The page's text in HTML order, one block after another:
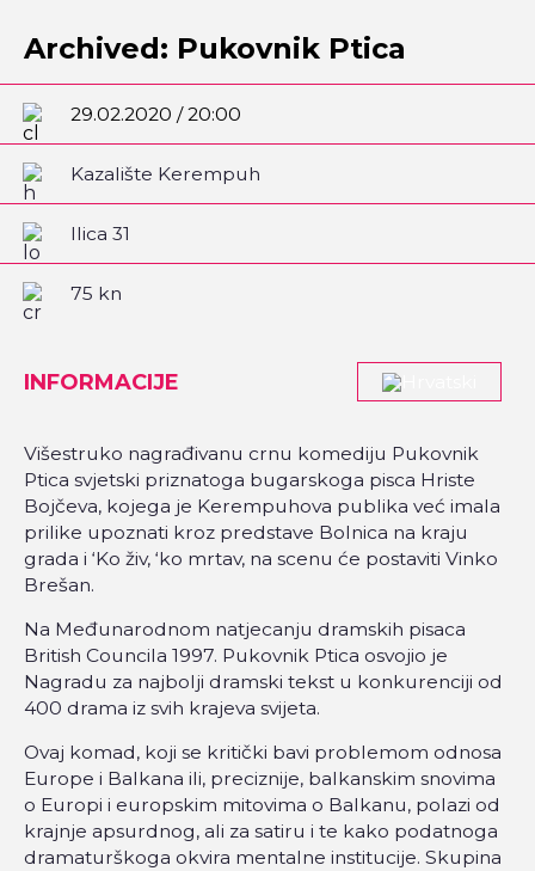
Archived: Pukovnik Ptica
29.02.2020 / 20:00
Kazalište Kerempuh
Ilica 31
75 kn
INFORMACIJE
Višestruko nagrađivanu crnu komediju Pukovnik
Ptica svjetski priznatoga bugarskoga pisca Hriste
Bojčeva, kojega je Kerempuhova publika već imala
prilike upoznati kroz predstave Bolnica na kraju
grada i ‘Ko živ, ‘ko mrtav, na scenu će postaviti Vinko
Brešan.
Na Međunarodnom natjecanju dramskih pisaca
British Councila 1997. Pukovnik Ptica osvojio je
Nagradu za najbolji dramski tekst u konkurenciji od
400 drama iz svih krajeva svijeta.
Ovaj komad, koji se kritički bavi problemom odnosa
Europe i Balkana ili, preciznije, balkanskim snovima
o Europi i europskim mitovima o Balkanu, polazi od
krajnje apsurdnog, ali za satiru i te kako podatnoga
dramaturškoga okvira mentalne institucije. Skupina